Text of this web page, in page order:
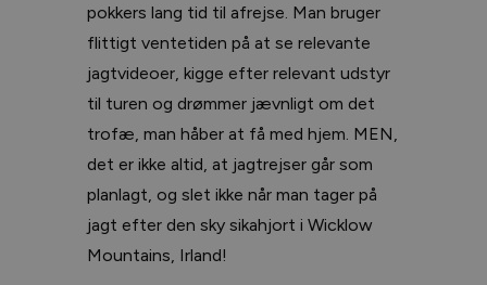
pokkers lang tid til afrejse. Man bruger
flittigt ventetiden på at se relevante
jagtvideoer, kigge efter relevant udstyr
til turen og drømmer jævnligt om det
trofæ, man håber at få med hjem. MEN,
det er ikke altid, at jagtrejser går som
planlagt, og slet ikke når man tager på
jagt efter den sky sikahjort i Wicklow
Mountains, Irland!